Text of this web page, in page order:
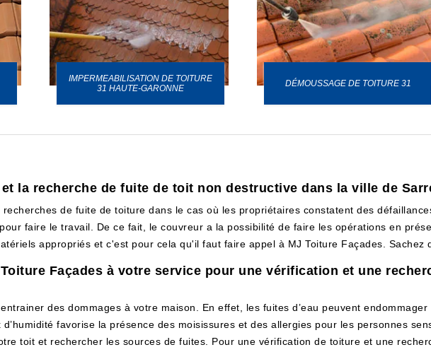
IMPERMEABILISATION DE TOITURE
31 HAUTE-GARONNE
DÉMOUSSAGE DE TOITURE 31
la recherche de fuite de toit non destructive dans la ville de
de fuite de toiture dans le cas où les propriétaires constatent des
faire le travail. De ce fait, le couvreur a la possibilité de faire les opérations en
appropriés et c'est pour cela qu'il faut faire appel à MJ Toiture Façades. Sachez
Toiture Façades à votre service pour une vérification et une
des dommages à votre maison. En effet, les fuites d’eau peuvent
favorise la présence des moisissures et des allergies pour les personnes
toit et rechercher les sources de fuites. Pour une vérification de toiture et une